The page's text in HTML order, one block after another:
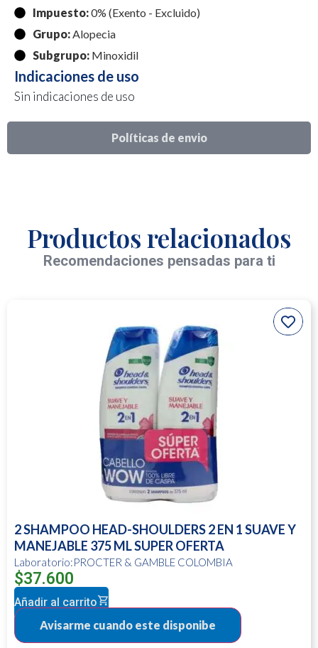
Políticas de envio
Impuesto:0% (Exento - Excluido)
Grupo:Alopecia
Subgrupo: Minoxidil
Indicaciones de uso
Sin indicaciones de uso
Productos relacionados
Recomendaciones pensadas para ti
2 SHAMPOO HEAD-SHOULDERS 2 EN 1 SUAVE Y
MANEJABLE 375 ML SUPER OFERTA
Laboratorio:PROCTER & GAMBLE COLOMBIA
$37.600
Añadir al carrito